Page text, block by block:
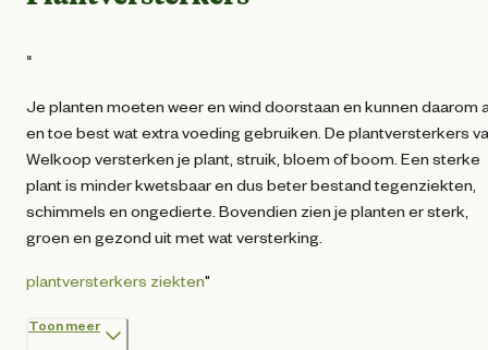
"
Je planten moeten weer en wind doorstaan en kunnen daarom
en toe best wat extra voeding gebruiken. De plantversterkers
Welkoop versterken je plant, struik, bloem of boom. Een sterke
plant is minder kwetsbaar en dus beter bestand tegenziekten,
schimmels en ongedierte. Bovendien zien je planten er sterk,
groen en gezond uit met wat versterking.
plantversterkers ziekten"
Toon meer